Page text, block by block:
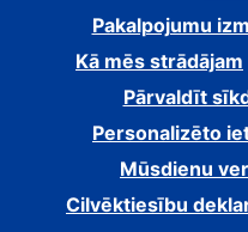
Pakalpojumu
Kā mēs strādājam
Pārvaldīt
Personalizēto
Mūsdienu
Cilvēktiesību